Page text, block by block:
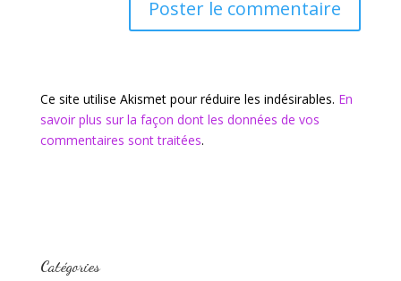
Ce site utilise Akismet pour réduire les indésirables. En
savoir plus sur la façon dont les données de vos
commentaires sont traitées.
Catégories